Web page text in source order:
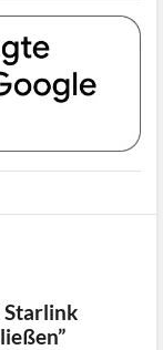
Starlink